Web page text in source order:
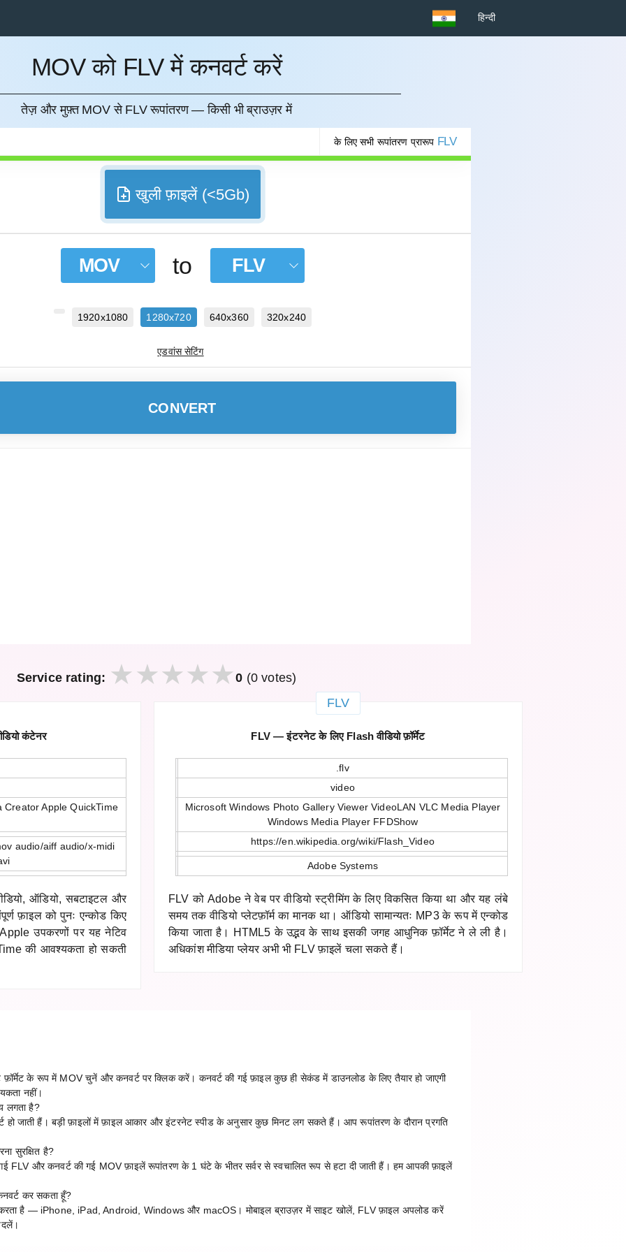
हिन्दी
MOV को FLV में कनवर्ट करें
तेज़ और मुफ़्त MOV से FLV रूपांतरण — किसी भी ब्राउज़र में
के लिए सभी रूपांतरण प्रारूप FLV
खुली फ़ाइलें (<5Gb)
MOV to FLV
1920x1080 1280x720 640x360 320x240
एडवांस सेटिंग
CONVERT
Service rating: 0 (0 votes)
कंटेनर
Apple QuickTime
audio/aiff audio/x-midi
ऑडियो, सबटाइटल और
फ़ाइल को पुनः एन्कोड किए
उपकरणों पर यह नेटिव
की आवश्यकता हो सकती
FLV
FLV — इंटरनेट के लिए Flash वीडियो फ़ॉर्मेट
.flv
video
Microsoft Windows Photo Gallery Viewer VideoLAN VLC Media Player
Windows Media Player FFDShow
https://en.wikipedia.org/wiki/Flash_Video
Adobe Systems
FLV को Adobe ने वेब पर वीडियो स्ट्रीमिंग के लिए विकसित किया था और यह लंबे
समय तक वीडियो प्लेटफ़ॉर्म का मानक था। ऑडियो सामान्यतः MP3 के रूप में एन्कोड
किया जाता है। HTML5 के उद्भव के साथ इसकी जगह आधुनिक फ़ॉर्मेट ने ले ली है।
अधिकांश मीडिया प्लेयर अभी भी FLV फ़ाइलें चला सकते हैं।
के रूप में MOV चुनें और कनवर्ट पर क्लिक करें। कनवर्ट की गई फ़ाइल कुछ ही सेकंड में डाउनलोड के लिए तैयार हो जाएगी
नहीं।
लगता है?
जाती हैं। बड़ी फ़ाइलों में फ़ाइल आकार और इंटरनेट स्पीड के अनुसार कुछ मिनट लग सकते हैं। आप रूपांतरण के दौरान प्रगति
सुरक्षित है?
FLV और कनवर्ट की गई MOV फ़ाइलें रूपांतरण के 1 घंटे के भीतर सर्वर से स्वचालित रूप से हटा दी जाती हैं। हम आपकी फ़ाइलें
कर सकता हूँ?
करता है — iPhone, iPad, Android, Windows और macOS। मोबाइल ब्राउज़र में साइट खोलें, FLV फ़ाइल अपलोड करें